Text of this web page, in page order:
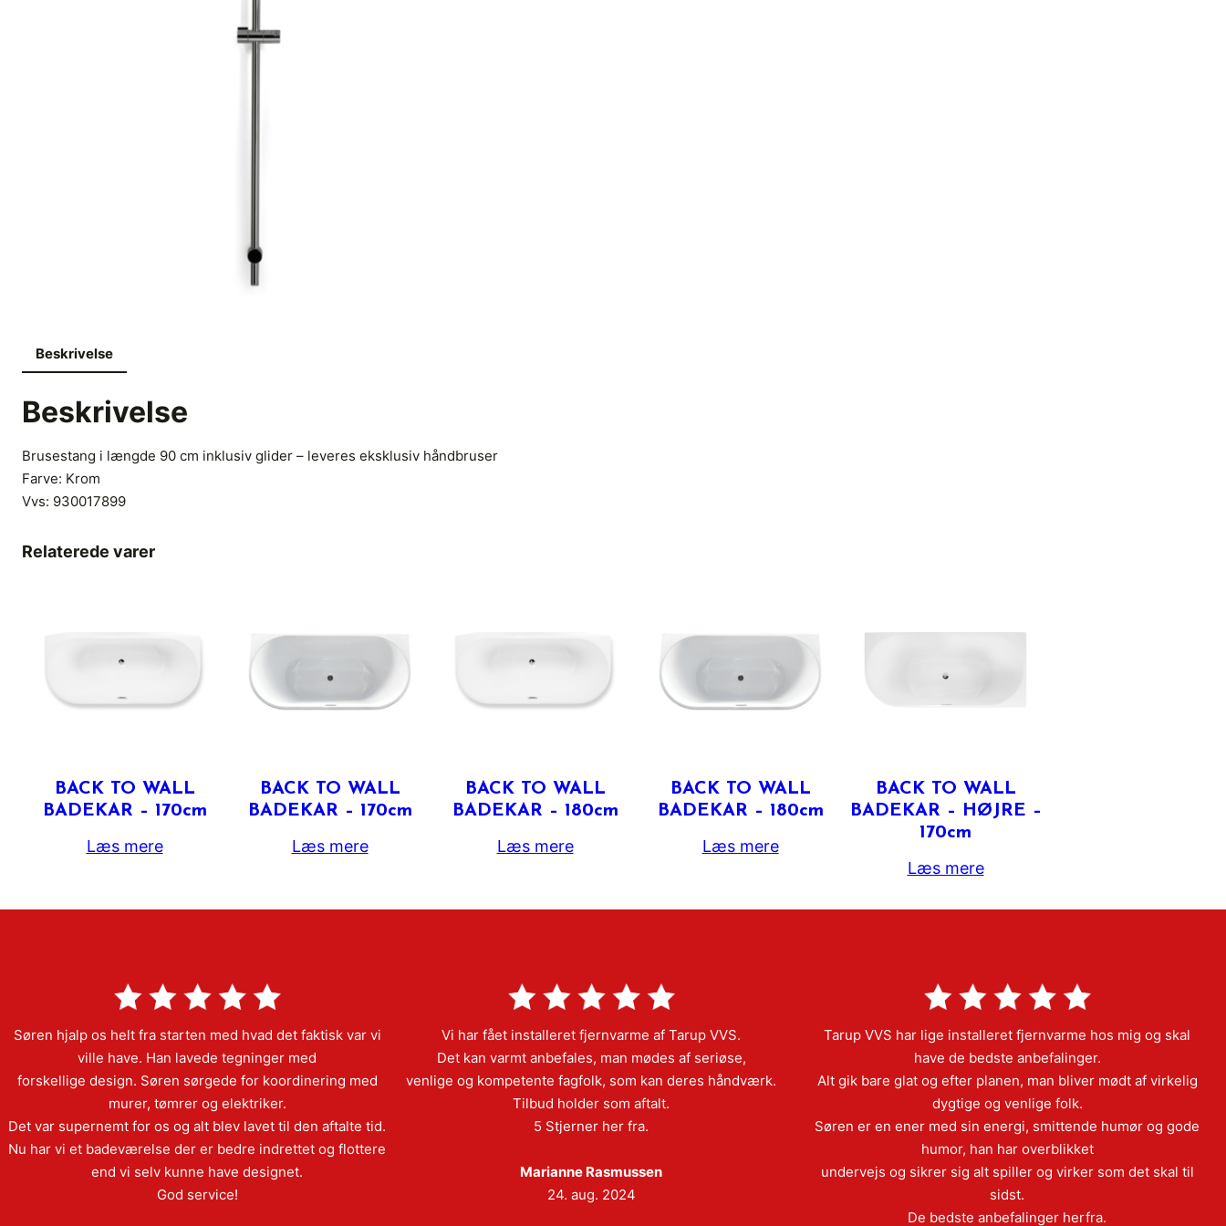
Beskrivelse
Beskrivelse
Brusestang i længde 90 cm inklusiv glider – leveres eksklusiv håndbruser
Farve: Krom
Vvs: 930017899
Relaterede varer
BACK TO WALL
BADEKAR – 170cm
Læs mere
BACK TO WALL
BADEKAR – 170cm
Læs mere
BACK TO WALL
BADEKAR – 180cm
Læs mere
BACK TO WALL
BADEKAR – 180cm
Læs mere
BACK TO WALL
BADEKAR – HØJRE –
170cm
Læs mere
Søren hjalp os helt fra starten med hvad det faktisk var vi
ville have. Han lavede tegninger med
forskellige design. Søren sørgede for koordinering med
murer, tømrer og elektriker.
Det var supernemt for os og alt blev lavet til den aftalte tid.
Nu har vi et badeværelse der er bedre indrettet og flottere
end vi selv kunne have designet.
God service!
Vi har fået installeret fjernvarme af Tarup VVS.
Det kan varmt anbefales, man mødes af seriøse,
venlige og kompetente fagfolk, som kan deres håndværk.
Tilbud holder som aftalt.
5 Stjerner her fra.
Marianne Rasmussen
24. aug. 2024
Tarup VVS har lige installeret fjernvarme hos mig og skal
have de bedste anbefalinger.
Alt gik bare glat og efter planen, man bliver mødt af virkelig
dygtige og venlige folk.
Søren er en ener med sin energi, smittende humør og gode
humor, han har overblikket
undervejs og sikrer sig alt spiller og virker som det skal til
sidst.
De bedste anbefalinger herfra.